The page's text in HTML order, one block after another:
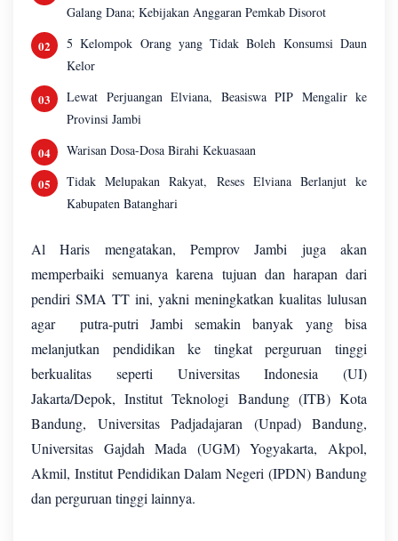
Galang Dana; Kebijakan Anggaran Pemkab Disorot
5 Kelompok Orang yang Tidak Boleh Konsumsi Daun
Kelor
Lewat Perjuangan Elviana, Beasiswa PIP Mengalir ke
Provinsi Jambi
Warisan Dosa-Dosa Birahi Kekuasaan
Tidak Melupakan Rakyat, Reses Elviana Berlanjut ke
Kabupaten Batanghari
Al Haris mengatakan, Pemprov Jambi juga akan
memperbaiki semuanya karena tujuan dan harapan dari
pendiri SMA TT ini, yakni meningkatkan kualitas lulusan
agar putra-putri Jambi semakin banyak yang bisa
melanjutkan pendidikan ke tingkat perguruan tinggi
berkualitas seperti Universitas Indonesia (UI)
Jakarta/Depok, Institut Teknologi Bandung (ITB) Kota
Bandung, Universitas Padjadajaran (Unpad) Bandung,
Universitas Gajdah Mada (UGM) Yogyakarta, Akpol,
Akmil, Institut Pendidikan Dalam Negeri (IPDN) Bandung
dan perguruan tinggi lainnya.